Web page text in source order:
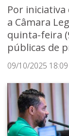
Por iniciativa
a Câmara
quinta-feira
públicas de
09/10/2025 18:09